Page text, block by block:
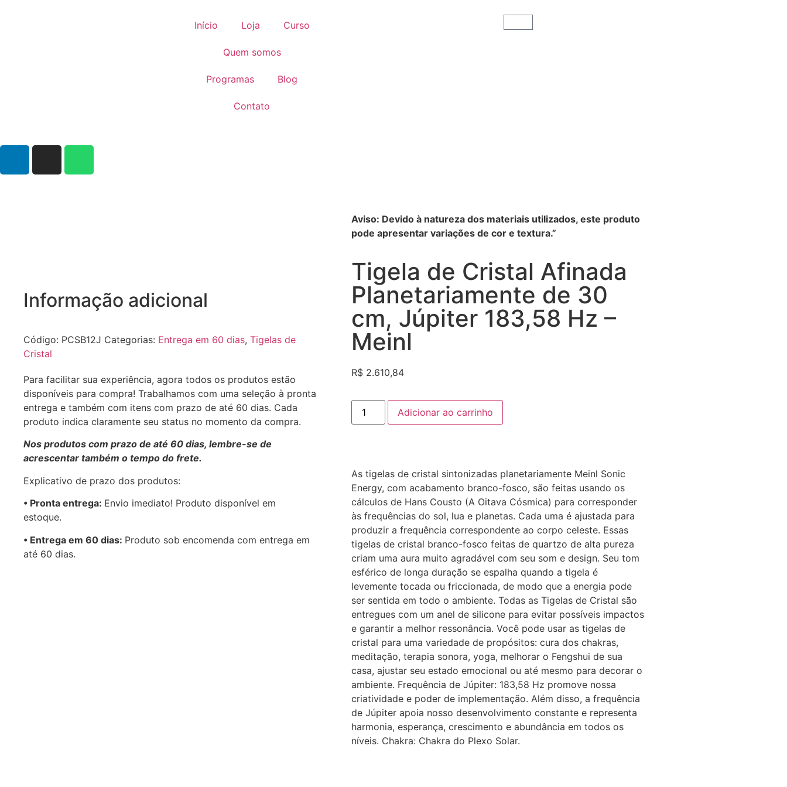
Início Loja Curso
Quem somos
Programas Blog
Contato
Informação adicional
Código: PCSB12J Categorias: Entrega em 60 dias, Tigelas de
Cristal
Para facilitar sua experiência, agora todos os produtos estão
disponíveis para compra! Trabalhamos com uma seleção à pronta
entrega e também com itens com prazo de até 60 dias. Cada
produto indica claramente seu status no momento da compra.
Nos produtos com prazo de até 60 dias, lembre-se de
acrescentar também o tempo do frete.
Explicativo de prazo dos produtos:
•⁠ ⁠Pronta entrega: Envio imediato! Produto disponível em
estoque.
•⁠ Entrega em 60 dias: Produto sob encomenda com entrega em
até 60 dias.
Aviso: Devido à natureza dos materiais utilizados, este produto
pode apresentar variações de cor e textura.”
Tigela de Cristal Afinada
Planetariamente de 30
cm, Júpiter 183,58 Hz –
Meinl
R$ 2.610,84
Adicionar ao carrinho
As tigelas de cristal sintonizadas planetariamente Meinl Sonic
Energy, com acabamento branco-fosco, são feitas usando os
cálculos de Hans Cousto (A Oitava Cósmica) para corresponder
às frequências do sol, lua e planetas. Cada uma é ajustada para
produzir a frequência correspondente ao corpo celeste. Essas
tigelas de cristal branco-fosco feitas de quartzo de alta pureza
criam uma aura muito agradável com seu som e design. Seu tom
esférico de longa duração se espalha quando a tigela é
levemente tocada ou friccionada, de modo que a energia pode
ser sentida em todo o ambiente. Todas as Tigelas de Cristal são
entregues com um anel de silicone para evitar possíveis impactos
e garantir a melhor ressonância. Você pode usar as tigelas de
cristal para uma variedade de propósitos: cura dos chakras,
meditação, terapia sonora, yoga, melhorar o Fengshui de sua
casa, ajustar seu estado emocional ou até mesmo para decorar o
ambiente. Frequência de Júpiter: 183,58 Hz promove nossa
criatividade e poder de implementação. Além disso, a frequência
de Júpiter apoia nosso desenvolvimento constante e representa
harmonia, esperança, crescimento e abundância em todos os
níveis. Chakra: Chakra do Plexo Solar.